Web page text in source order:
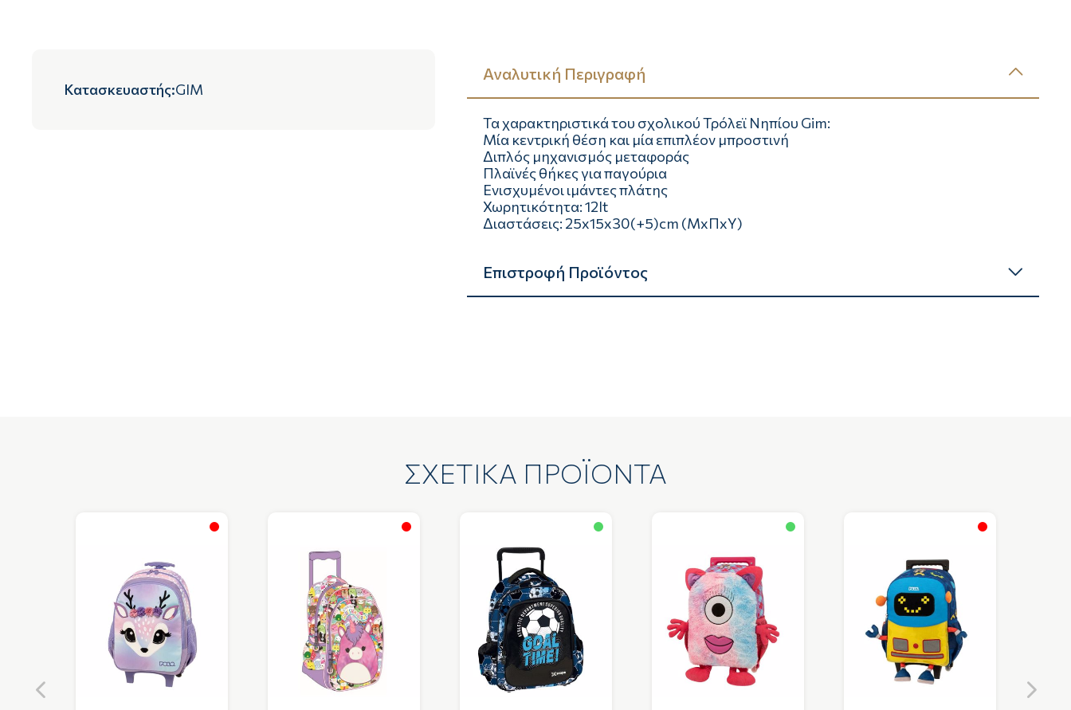
Κατασκευαστής:GIM
Αναλυτική Περιγραφή
Τα χαρακτηριστικά του σχολικού Τρόλεϊ Νηπίου Gim:
Μία κεντρική θέση και μία επιπλέον μπροστινή
Διπλός μηχανισμός μεταφοράς
Πλαϊνές θήκες για παγούρια
Ενισχυμένοι ιμάντες πλάτης
Χωρητικότητα: 12lt
Διαστάσεις: 25x15x30(+5)cm (ΜxΠxΥ)
Επιστροφή Προϊόντος
ΣΧΕΤΙΚΑ ΠΡΟΪΟΝΤΑ